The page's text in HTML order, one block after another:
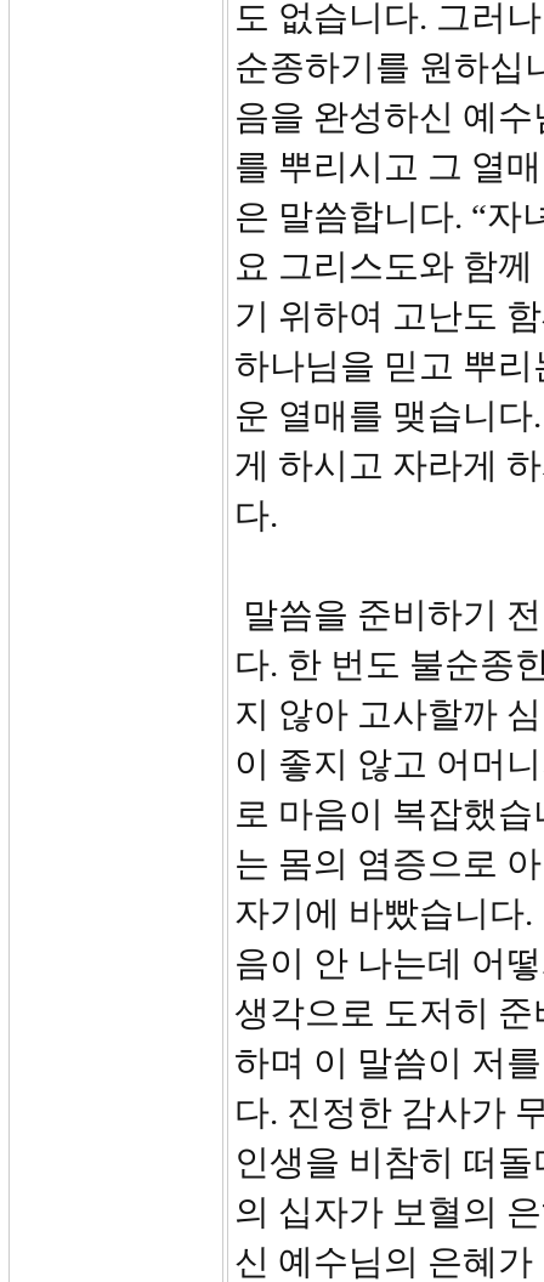
도 없습니다. 그러
순종하기를 원하십
음을 완성하신 예
를 뿌리시고 그 열
은 말씀합니다. “자
요 그리스도와 함
기 위하여 고난도
하나님을 믿고 뿌리
운 열매를 맺습니
게 하시고 자라게
다.
말씀을 준비하기
다. 한 번도 불순종
지 않아 고사할까
이 좋지 않고 어머
로 마음이 복잡했
는 몸의 염증으로
자기에 바빴습니다
음이 안 나는데 어
생각으로 도저히
하며 이 말씀이 저
다. 진정한 감사가
인생을 비참히 떠
의 십자가 보혈의
신 예수님의 은혜